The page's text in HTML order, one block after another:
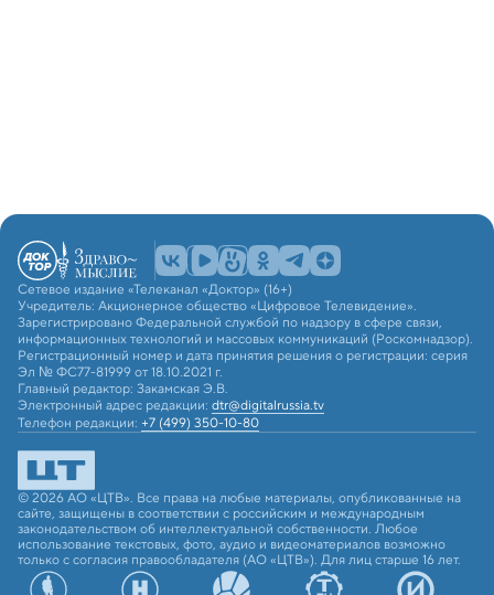
Сетевое издание «Телеканал «Доктор» (16+)
Учредитель: Акционерное общество «Цифровое Телевидение».
Зарегистрировано Федеральной службой по надзору в сфере связи,
информационных технологий и массовых коммуникаций (Роскомнадзор).
Регистрационный номер и дата принятия решения о регистрации: серия
Эл № ФС77-81999 от 18.10.2021 г.
Главный редактор: Закамская Э.В.
Электронный адрес редакции: dtr@digitalrussia.tv
Телефон редакции: +7 (499) 350-10-80
© 2026 АО «ЦТВ». Все права на любые материалы, опубликованные на
сайте, защищены в соответствии с российским и международным
законодательством об интеллектуальной собственности. Любое
использование текстовых, фото, аудио и видеоматериалов возможно
только с согласия правообладателя (АО «ЦТВ»). Для лиц старше 16 лет.